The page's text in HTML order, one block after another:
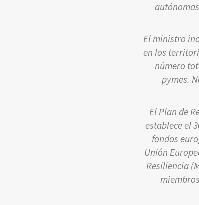
El ministro
en los
número
pymes.
El Plan de
establece el
fondos
Unión
Resiliencia